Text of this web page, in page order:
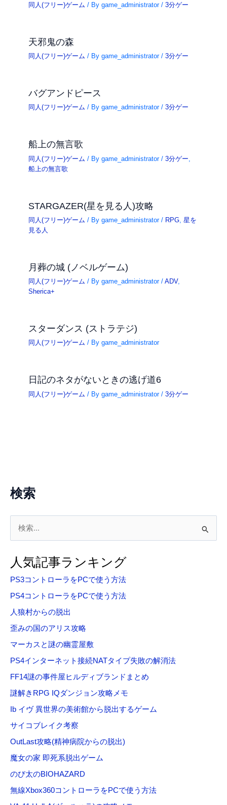
検索
象
:
人気記事ランキング
PS3コントローラをPCで使う方法
PS4コントローラをPCで使う方法
人狼村からの脱出
歪みの国のアリス攻略
マーカスと謎の幽霊屋敷
PS4インターネット接続NATタイプ失敗の解消法
FF14謎の事件屋ヒルディブランドまとめ
謎解きRPG IQダンジョン攻略メモ
Ib イヴ 異世界の美術館から脱出するゲーム
サイコブレイク考察
OutLast攻略(精神病院からの脱出)
魔女の家 即死系脱出ゲーム
のび太のBIOHAZARD
無線Xbox360コントローラをPCで使う方法
同人(フリー)ゲーム / Bygame_administrator/3分ゲー
天邪鬼の森
同人(フリー)ゲーム / Bygame_administrator/3分ゲー
バグアンドピース
同人(フリー)ゲーム / Bygame_administrator/3分ゲー
船上の無言歌
同人(フリー)ゲーム / Bygame_administrator/3分ゲー
船上の無言歌
STARGAZER(星を見る人)攻略
同人(フリー)ゲーム / Bygame_administrator/ RPG ,星を
見る人
月葬の城 (ノベルゲーム)
同人(フリー)ゲーム / Bygame_administrator/ADV,
Sherica+
スターダンス (ストラテジ)
同人(フリー)ゲーム / Bygame_administrator
日記のネタがないときの逃げ道6
同人(フリー)ゲーム / Bygame_administrator/3分ゲー